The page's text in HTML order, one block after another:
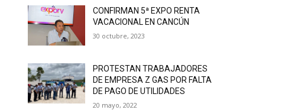
CONFIRMAN 5ª EXPO RENTA
VACACIONAL EN CANCÚN
30 octubre, 2023
PROTESTAN TRABAJADORES
DE EMPRESA Z GAS POR FALTA
DE PAGO DE UTILIDADES
20 mayo, 2022